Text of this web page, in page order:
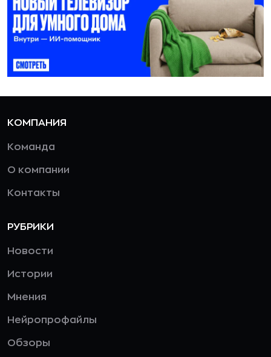
КОМПАНИЯ
Команда
О компании
Контакты
РУБРИКИ
Новости
Истории
Мнения
Нейропрофайлы
Обзоры